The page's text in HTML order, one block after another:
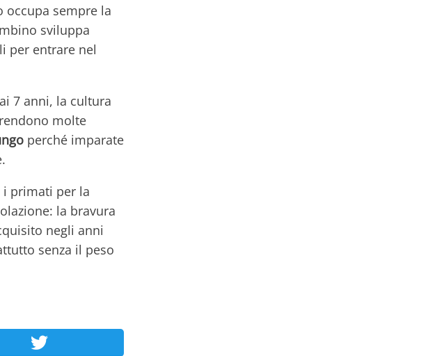
sempre la
sviluppa
per entrare nel
7 anni, la cultura
molte
perché imparate
i primati per la
la bravura
negli anni
senza il peso